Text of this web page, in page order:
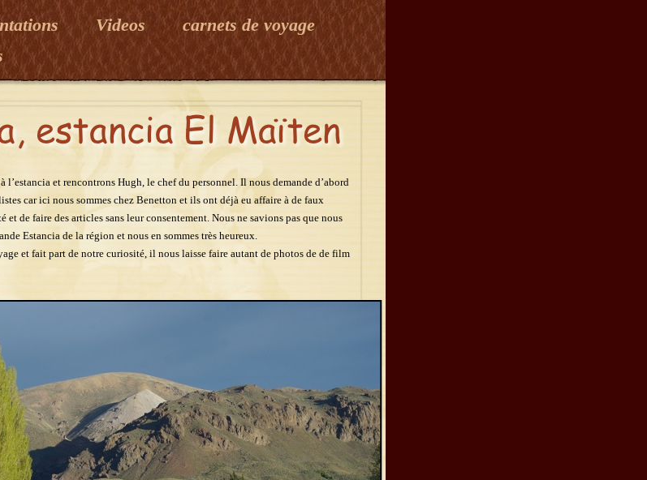
Videos
carnets de voyage
l’estancia et rencontrons Hugh, le chef du personnel. Il nous demande d’abord
car ici nous sommes chez Benetton et ils ont déjà eu affaire à de faux
de faire des articles sans leur consentement. Nous ne savions pas que nous
Estancia de la région et nous en sommes très heureux.
et fait part de notre curiosité, il nous laisse faire autant de photos de de film